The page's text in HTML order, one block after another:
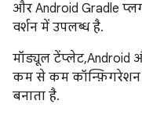
और Android Gradle
वर्शन में उपलब्ध है.
मॉड्यूल टेंप्लेट, Android
कम से कम
बनाता है.